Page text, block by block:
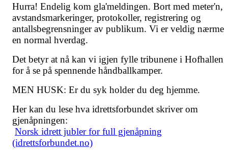
Hurra! Endelig kom gla'meldingen. Bort med meter'n,
avstandsmarkeringer, protokoller, registrering og
antallsbegrensninger av publikum. Vi er veldig nærme
en normal hverdag.
Det betyr at nå kan vi igjen fylle tribunene i Hofhallen
for å se på spennende håndballkamper.
MEN HUSK: Er du syk holder du deg hjemme.
Her kan du lese hva idrettsforbundet skriver om
gjenåpningen:
Norsk idrett jubler for full gjenåpning
(idrettsforbundet.no)